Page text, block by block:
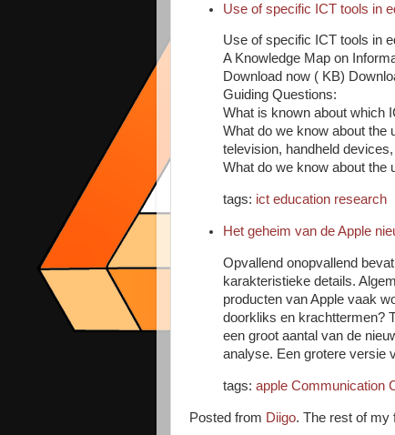
Use of specific ICT tools in
Use of specific ICT tools in
A Knowledge Map on
Download now ( KB)
Guiding Questions:
What is known about which
What do we know about the
television, handheld
What do we know about the
tags: ict education research
Het geheim van de Apple
Opvallend onopvallend
karakteristieke details.
producten van Apple vaak
doorkliks en krachttermen?
een groot aantal van de
analyse. Een grotere versie
tags: apple Communication
Posted from Diigo. The rest of my